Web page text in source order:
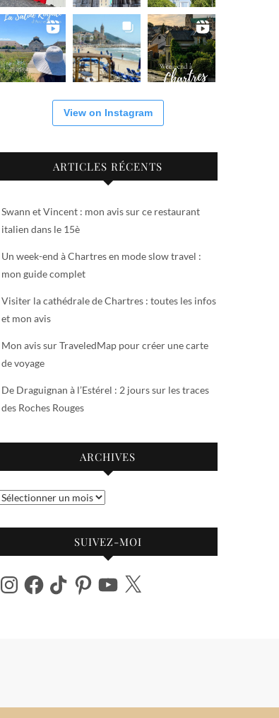
View on Instagram
ARTICLES RÉCENTS
Swann et Vincent : mon avis sur ce restaurant
italien dans le 15è
Un week-end à Chartres en mode slow travel :
mon guide complet
Visiter la cathédrale de Chartres : toutes les infos
et mon avis
Mon avis sur TraveledMap pour créer une carte
de voyage
De Draguignan à l’Estérel : 2 jours sur les traces
des Roches Rouges
ARCHIVES
Archives
SUIVEZ-MOI
InstagramFacebook
TikTok PinterestYouTube
X